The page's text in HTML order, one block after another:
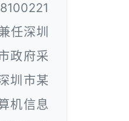
任深圳
政府采
圳市某
机信息